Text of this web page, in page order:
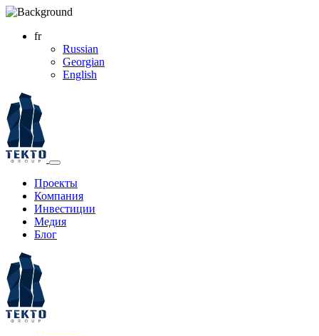
fr
Russian
Georgian
English
Проекты
Компания
Инвестиции
Медия
Блог